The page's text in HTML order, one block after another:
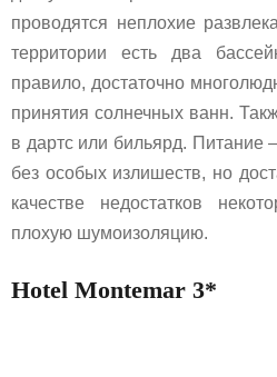
проводятся неплохие
территории есть два
правило, достаточно
принятия солнечных ванн.
в дартс или бильярд. Питание
без особых излишеств, но
качестве недостатков
плохую шумоизоляцию.
Hotel Montemar 3*